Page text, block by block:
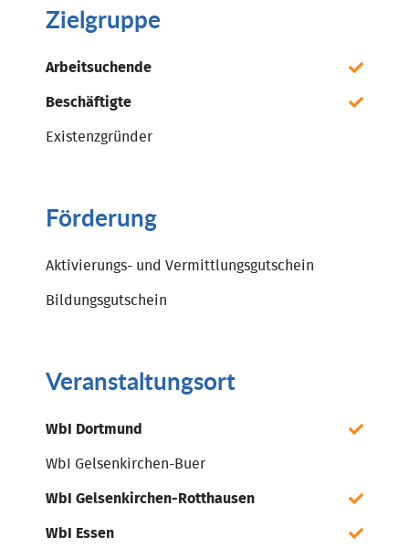
Zielgruppe
Arbeitsuchende
Beschäftigte
Existenzgründer
Förderung
Aktivierungs- und Vermittlungsgutschein
Bildungsgutschein
Veranstaltungsort
WbI Dortmund
WbI Gelsenkirchen-Buer
WbI Gelsenkirchen-Rotthausen
WbI Essen